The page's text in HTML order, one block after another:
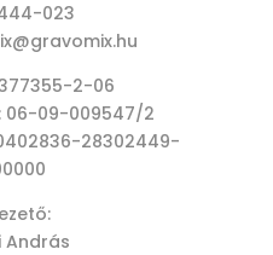
023
2-06
06-09-009547/2
28302449-
András